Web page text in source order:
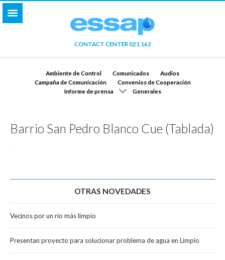
CONTACT CENTER 021 162
Ambiente de Control Comunicados
Audios
Campaña de Comunicación
Convenios de Cooperación
Informe de prensa
Generales
Barrio San Pedro Blanco Cue (Tablada)
OTRAS NOVEDADES
Vecinos por un rio más limpio
Presentan proyecto para solucionar problema de agua en Limpio